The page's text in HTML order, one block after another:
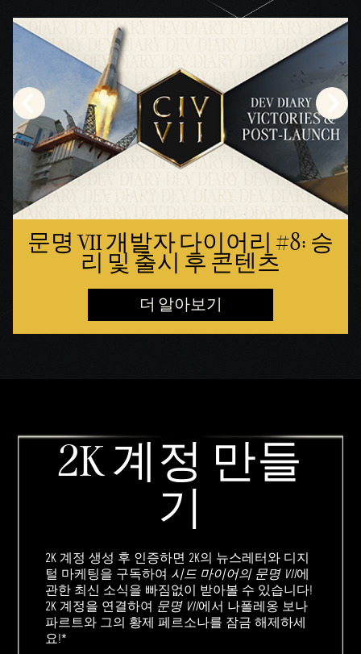
문명 VII 개발자 다이어리 #8: 승
리 및 출시 후 콘텐츠
더 알아보기
2K 계정 만들
기
2K 계정 생성 후 인증하면 2K의 뉴스레터와 디지
털 마케팅을 구독하여 시드 마이어의 문명 VII에
관한 최신 소식을 빠짐없이 받아볼 수 있습니다!
2K 계정을 연결하여 문명 VII에서 나폴레옹 보나
파르트와 그의 황제 페르소나를 잠금 해제하세
요!*